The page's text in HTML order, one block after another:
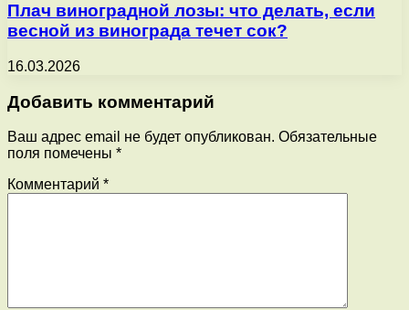
Плач виноградной лозы: что делать, если
весной из винограда течет сок?
16.03.2026
Добавить комментарий
Ваш адрес email не будет опубликован. Обязательные
поля помечены *
Комментарий *